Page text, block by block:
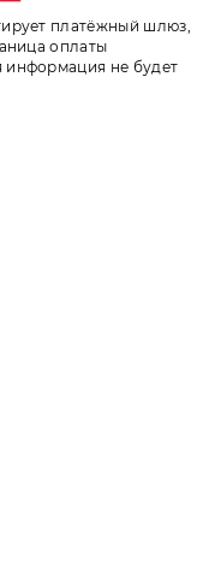
платёжный шлюз,
оплаты
не будет